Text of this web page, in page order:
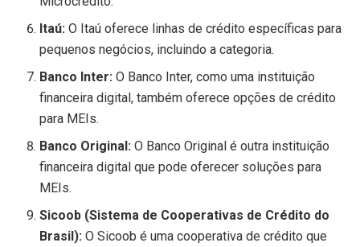
Itaú: O Itaú oferece linhas de crédito específicas para
pequenos negócios, incluindo a categoria.
Banco Inter: O Banco Inter, como uma instituição
financeira digital, também oferece opções de crédito
para MEIs.
Banco Original: O Banco Original é outra instituição
financeira digital que pode oferecer soluções para
MEIs.
Sicoob (Sistema de Cooperativas de Crédito do
Brasil): O Sicoob é uma cooperativa de crédito que